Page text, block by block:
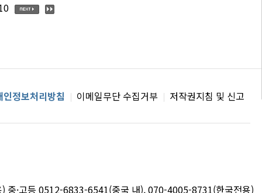
인정보처리방침 이메일무단 수집거부 저작권지침 및 신고
·고등 0512-6833-6541(중국 내), 070-4005-8731(한국전용)